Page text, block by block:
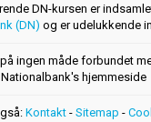
DN-kursen er
(DN) og er udelukkende
ingen måde forbundet
Nationalbank's hjemmeside
Kontakt- Sitemap -